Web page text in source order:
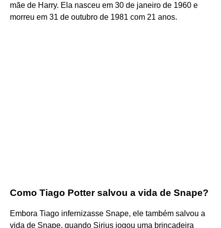
mãe de Harry. Ela nasceu em 30 de janeiro de 1960 e
morreu em 31 de outubro de 1981 com 21 anos.
Como Tiago Potter salvou a vida de Snape?
Embora Tiago infernizasse Snape, ele também salvou a
vida de Snape, quando Sirius jogou uma brincadeira